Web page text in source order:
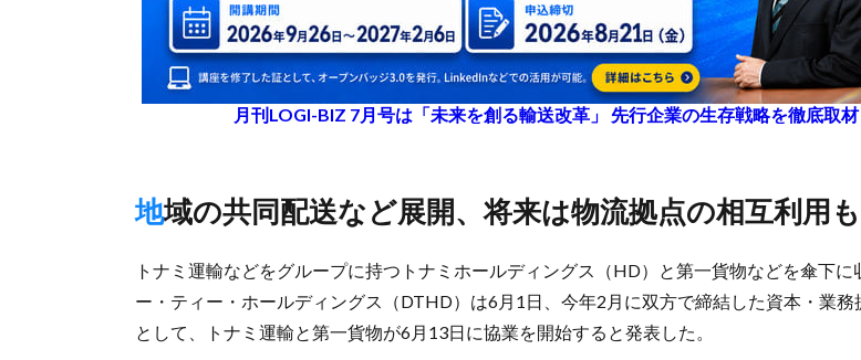
月刊LOGI-BIZ 7月号は「未来を創る輸送改革」 先行企業の生存戦略を徹底取材
地域の共同配送など展開、将来は物流拠点の相互利用も
トナミ運輸などをグループに持つトナミホールディングス（HD）と第一貨物などを傘下に
ー・ティー・ホールディングス（DTHD）は6月1日、今年2月に双方で締結した資本・業務
として、トナミ運輸と第一貨物が6月13日に協業を開始すると発表した。